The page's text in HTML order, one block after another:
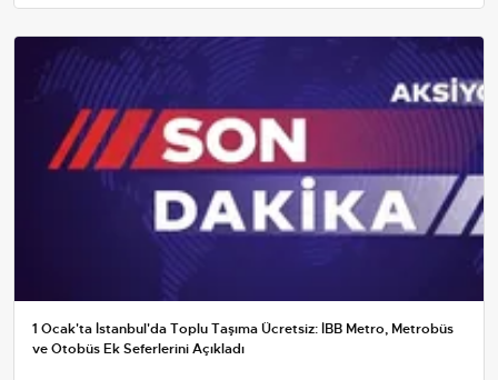
1 Ocak'ta İstanbul'da Toplu Taşıma Ücretsiz: İBB Metro, Metrobüs
ve Otobüs Ek Seferlerini Açıkladı